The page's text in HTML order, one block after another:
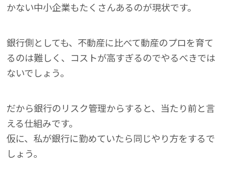
かない中小企業もたくさんあるのが現状です。
銀行側としても、不動産に比べて動産のプロを育て
るのは難しく、コストが高すぎるのでやるべきでは
ないでしょう。
だから銀行のリスク管理からすると、当たり前と言
える仕組みです。
仮に、私が銀行に勤めていたら同じやり方をするで
しょう。